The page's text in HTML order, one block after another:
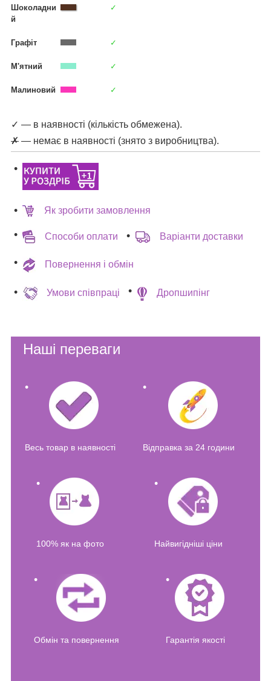
Шоколадни
й
✓
Графіт ✓
М'ятний ✓
Малиновий ✓
✓ — в наявності (кількість обмежена).
✗ — немає в наявності (знято з виробництва).
Як зробити замовлення
Способи оплати Варіанти доставки
Повернення і обмін
Умови співпраці Дропшипінг
Наші переваги
Весь товар в наявності Відправка за 24 години
100% як на фото Найвигідніші ціни
Обмін та повернення Гарантія якості